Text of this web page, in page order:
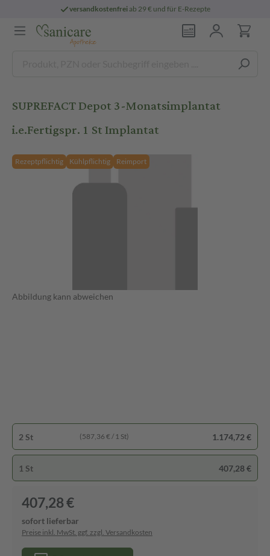
versandkostenfreiab 29 € und für E-Rezepte
SUPREFACT Depot 3-Monatsimplantat
i.e.Fertigspr. 1 St Implantat
Rezeptpflichtig Kühlpflichtig Reimport
Abbildung kann abweichen
2 St (587,36 € / 1 St) 1.174,72 €
1 St 407,28 €
407,28 €
sofort lieferbar
Preise inkl. MwSt. ggf. zzgl. Versandkosten